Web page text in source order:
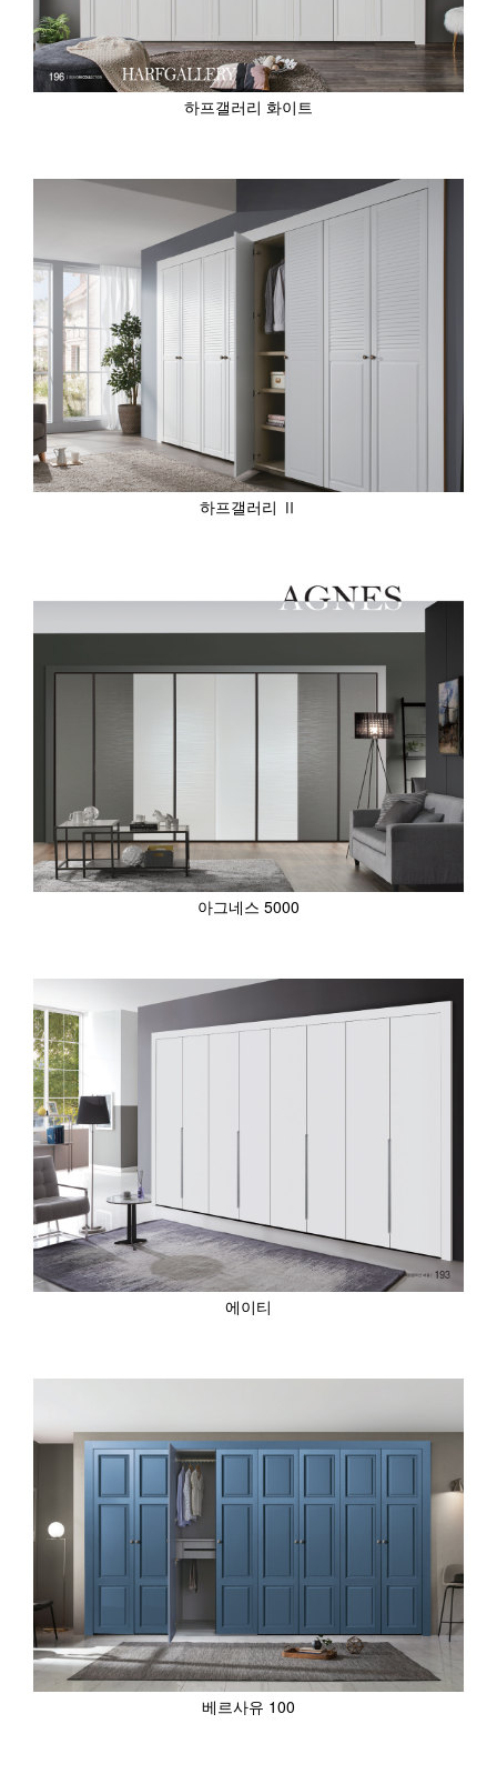
하프갤러리 화이트
하프갤러리 Ⅱ
아그네스 5000
에이티
베르사유 100